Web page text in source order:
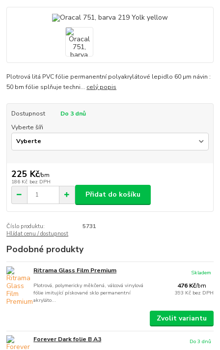
Plotrová litá PVC fólie permanentní polyakrylátové lepidlo 60 µm návin :
50 bm fólie splňuje techni... celý popis
Dostupnost
Do 3 dnů
Vyberte šíři
225 Kč/bm
186 Kč bez DPH
Přidat do košíku
Číslo produktu:
5731
Hlídat cenu / dostupnost
Podobné produkty
Ritrama Glass Film Premium
Plotrová, polymericky měkčená, válcová vinylová
fólie imitující pískované sklo permanentní
akryláto...
476 Kč/bm
393 Kč bez DPH
Skladem
Zvolit variantu
Forever Dark folie B A3 Do 3 dnů